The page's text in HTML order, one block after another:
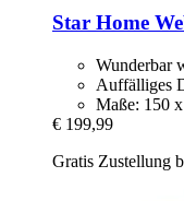
Star Home
Wunderbar
Auffälliges
Maße: 150
€ 199,99
Gratis Zustellung